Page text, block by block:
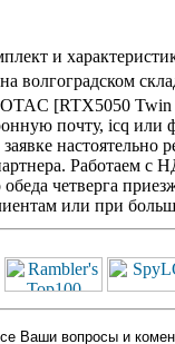
и
волгоградском
[RTX5050
почту, icq
Работаем
четверга
или при
Ваши вопросы и